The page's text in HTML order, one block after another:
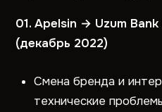
01. Apelsin → Uzum
(декабрь 2022)
Смена бренда и
технические